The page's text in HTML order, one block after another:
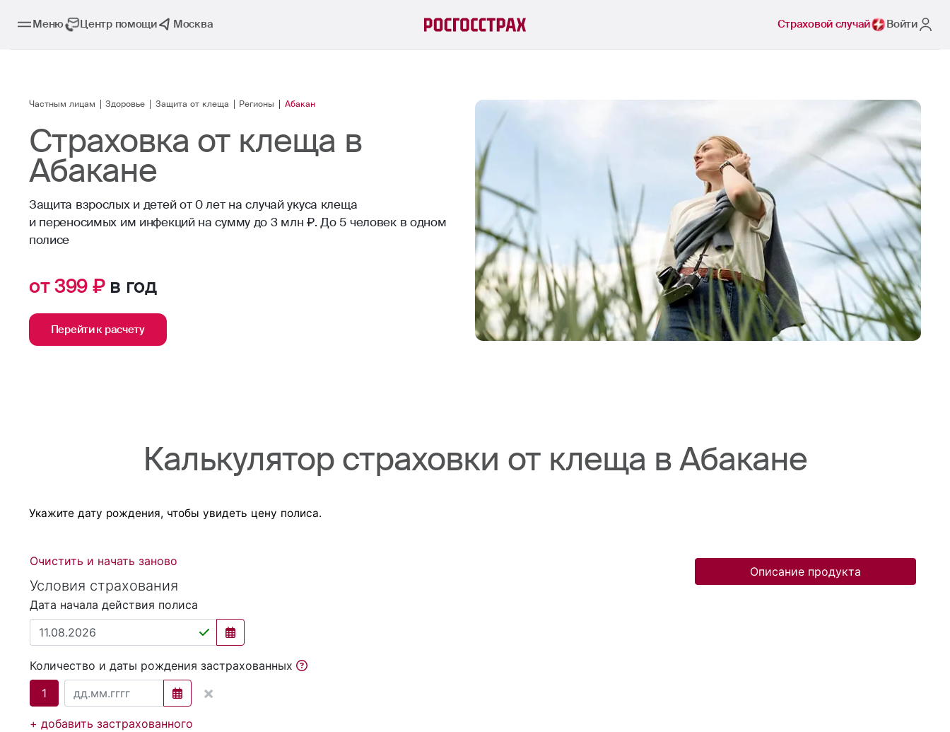
Меню Центр помощи Москва Страховой случай Войти
Частным лицам Здоровье Защита от клеща Регионы Абакан
Страховка от клеща в
Абакане
Защита взрослых и детей от 0 лет на случай укуса клеща
и переносимых им инфекций на сумму до 3 млн ₽. До 5 человек в одном
полисе
от 399 ₽в год
Перейти к расчету
Калькулятор страховки от клеща в Абакане
Укажите дату рождения, чтобы увидеть цену полиса.